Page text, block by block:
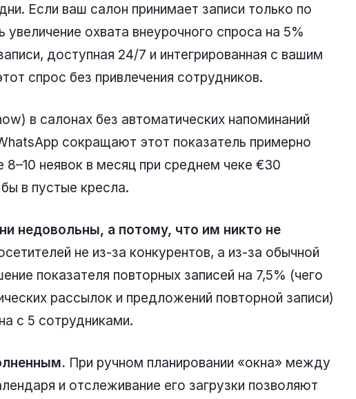
Если ваш салон принимает записи только по
охвата внеурочного спроса на 5%
доступная 24/7 и интегрированная с вашим
спрос без привлечения сотрудников.
в салонах без автоматических напоминаний
сокращают этот показатель примерно
неявок в месяц при среднем чеке €30
в пустые кресла.
недовольны, а потому, что им никто не
не из-за конкурентов, а из-за обычной
показателя повторных записей на 7,5% (чего
рассылок и предложений повторной записи)
с 5 сотрудниками.
При ручном планировании «окна» между
и отслеживание его загрузки позволяют